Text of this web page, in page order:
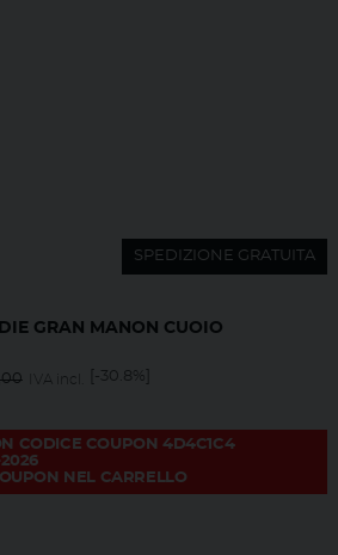
SPEDIZIONE GRATUITA
GRAN MANON CUOIO
IVA incl. [-30.8%]
CODICE COUPON 4D4C1C4
NEL CARRELLO